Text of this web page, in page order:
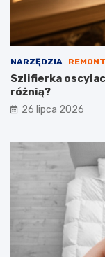
NARZĘDZIA REMONT
Szlifierka
różnią?
26 lipca 2026